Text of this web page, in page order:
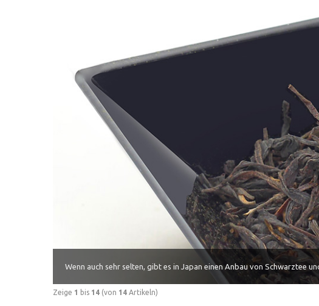
Wenn auch sehr selten, gibt es in Japan einen Anbau von Schwarztee
Zeige 1 bis 14 (von 14 Artikeln)